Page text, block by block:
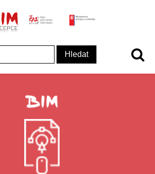
Koncepce BIM - logo
ČAS - logo